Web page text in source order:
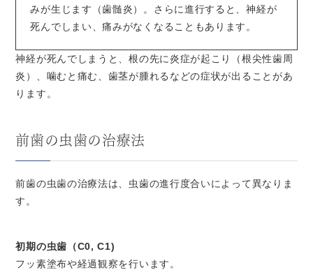
みが生じます（歯髄炎）。さらに進行すると、神経が
死んでしまい、痛みがなくなることもあります。
神経が死んでしまうと、根の先に炎症が起こり（根尖性歯周
炎）、噛むと痛む、歯茎が腫れるなどの症状が出ることがあ
ります。
前歯の虫歯の治療法
前歯の虫歯の治療法は、虫歯の進行度合いによって異なりま
す。
初期の虫歯（C0, C1)
フッ素塗布や経過観察を行います。